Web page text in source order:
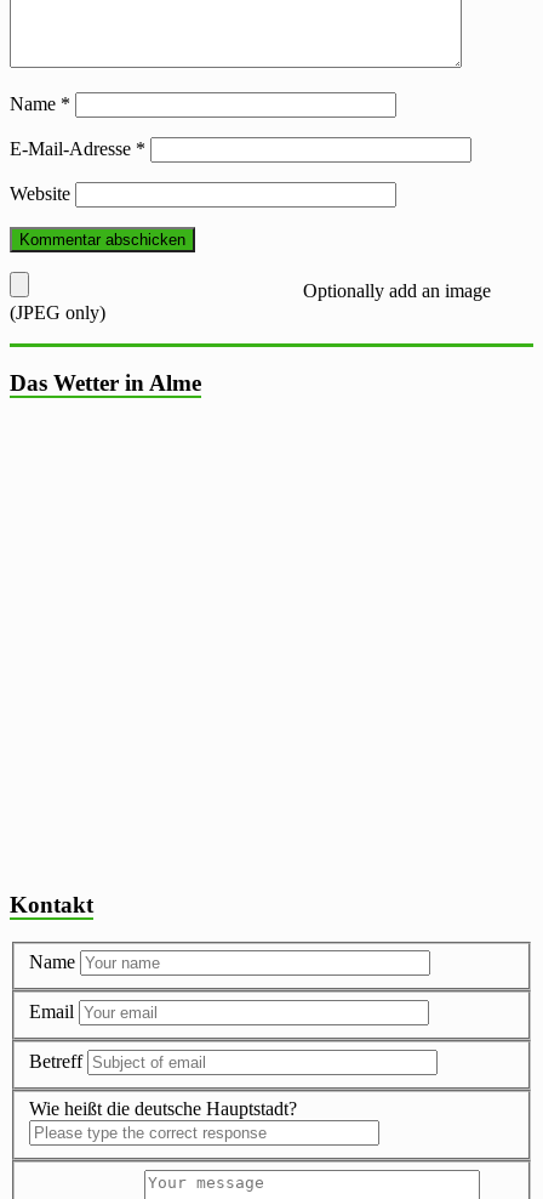
Name *
E-Mail-Adresse *
Website
Optionally add an image
(JPEG only)
Das Wetter in Alme
Kontakt
Name
Email
Betreff
Wie heißt die deutsche Hauptstadt?